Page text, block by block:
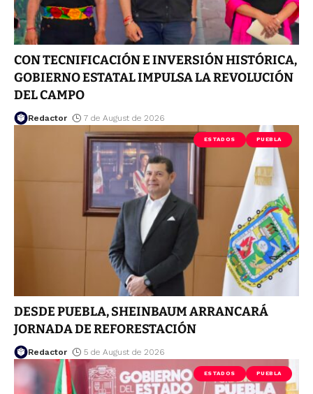
CON TECNIFICACIÓN E INVERSIÓN HISTÓRICA,
GOBIERNO ESTATAL IMPULSA LA REVOLUCIÓN
DEL CAMPO
Redactor 7 de August de 2026
ESTADOS PUEBLA
DESDE PUEBLA, SHEINBAUM ARRANCARÁ
JORNADA DE REFORESTACIÓN
Redactor 5 de August de 2026
ESTADOS PUEBLA